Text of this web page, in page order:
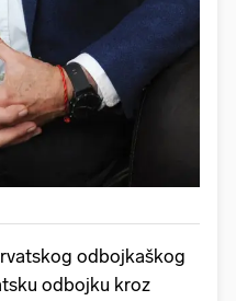
odbojkaškog
odbojku kroz